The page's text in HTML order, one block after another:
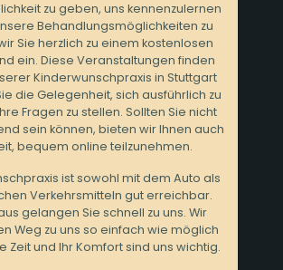
zu geben, uns kennenzulernen
Behandlungsmöglichkeiten zu
Sie herzlich zu einem kostenlosen
ein. Diese Veranstaltungen finden
Kinderwunschpraxis in Stuttgart
die Gelegenheit, sich ausführlich zu
Fragen zu stellen. Sollten Sie nicht
sein können, bieten wir Ihnen auch
bequem online teilzunehmen.
ist sowohl mit dem Auto als
Verkehrsmitteln gut erreichbar.
gelangen Sie schnell zu uns. Wir
Weg zu uns so einfach wie möglich
Zeit und Ihr Komfort sind uns wichtig.